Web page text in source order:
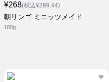
¥268(税込¥289.44)
朝リンゴ ミニッツメイド
180g